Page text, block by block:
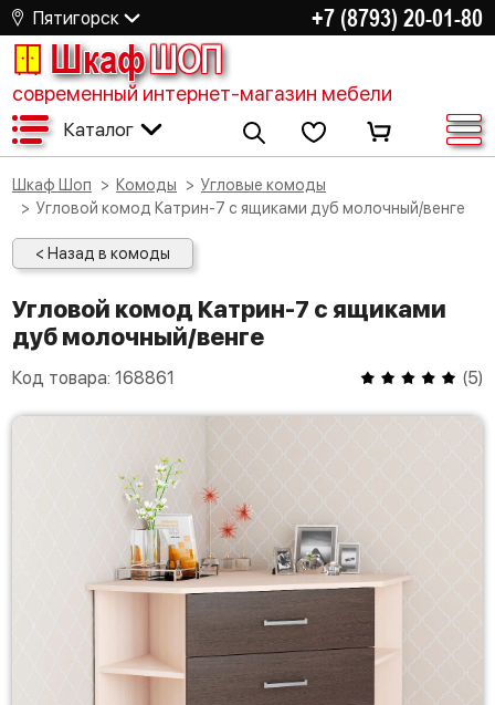
Пятигорск +7 (8793) 20-01-80
ШкафШОП
современный интернет-магазин мебели
Каталог
Шкаф Шоп Комоды
Угловые комоды
Угловой комод Катрин-7 с ящиками дуб молочный/венге
< Назад в комоды
Угловой комод Катрин-7 с ящиками
дуб молочный/венге
Код товара: 168861 (5)